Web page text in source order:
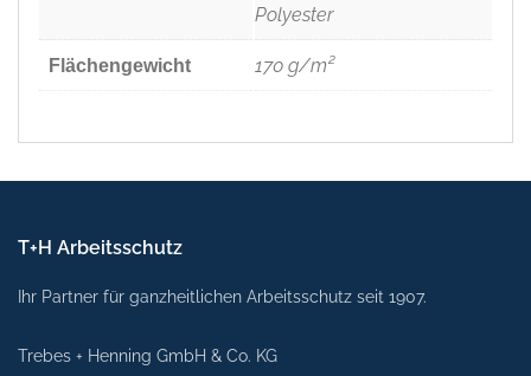
Polyester
Flächengewicht 170 g/m²
T+H Arbeitsschutz
Ihr Partner für ganzheitlichen Arbeitsschutz seit 1907.
Trebes + Henning GmbH & Co. KG